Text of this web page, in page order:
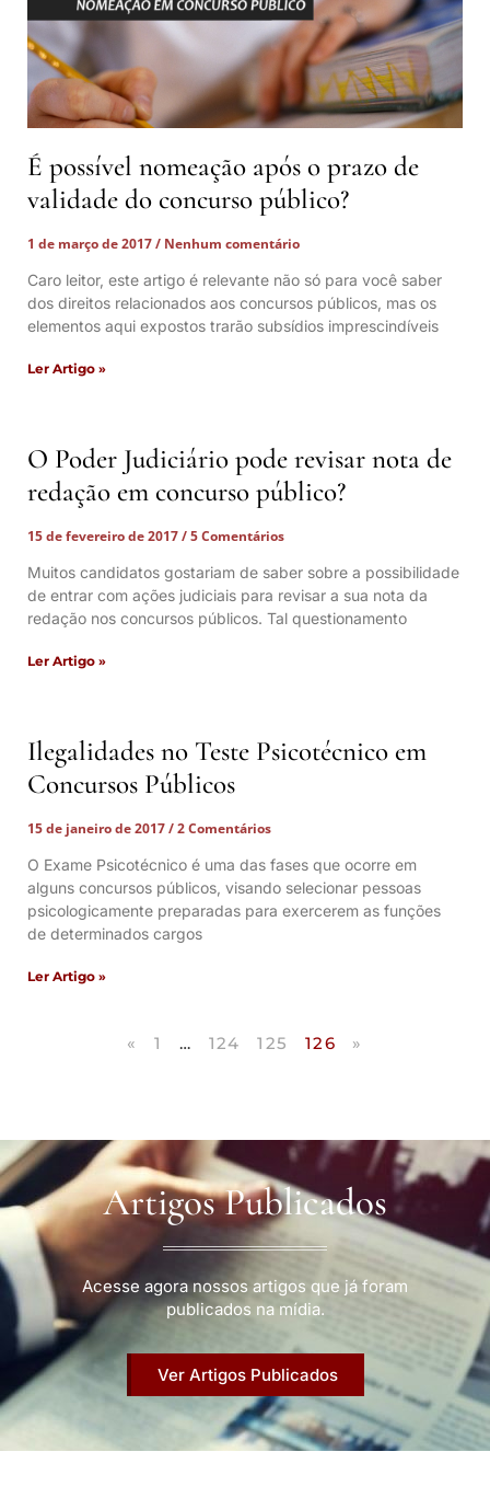
É possível nomeação após o prazo de
validade do concurso público?
1 de março de 2017
Nenhum comentário
Caro leitor, este artigo é relevante não só para você saber
dos direitos relacionados aos concursos públicos, mas os
elementos aqui expostos trarão subsídios imprescindíveis
Ler Artigo »
O Poder Judiciário pode revisar nota de
redação em concurso público?
15 de fevereiro de 2017
5 Comentários
Muitos candidatos gostariam de saber sobre a possibilidade
de entrar com ações judiciais para revisar a sua nota da
redação nos concursos públicos. Tal questionamento
Ler Artigo »
Ilegalidades no Teste Psicotécnico em
Concursos Públicos
15 de janeiro de 2017
2 Comentários
O Exame Psicotécnico é uma das fases que ocorre em
alguns concursos públicos, visando selecionar pessoas
psicologicamente preparadas para exercerem as funções
de determinados cargos
Ler Artigo »
« 1 … 124 125 126 »
Artigos Publicados
Acesse agora nossos artigos que já foram
publicados na mídia.
Ver Artigos Publicados